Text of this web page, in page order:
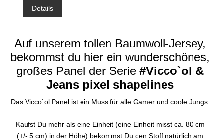
Details
Auf unserem tollen Baumwoll-Jersey,
bekommst du hier ein wunderschönes,
großes Panel der Serie #Vicco`ol &
Jeans pixel shapelines
Das Vicco`ol Panel ist ein Muss für alle Gamer und coole Jungs.
Kaufst Du mehr als eine Einheit (eine Einheit misst ca. 80 cm
(+/- 5 cm) in der Höhe) bekommst Du den Stoff natürlich am